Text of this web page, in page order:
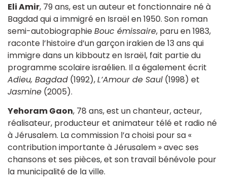
Eli Amir, 79 ans, est un auteur et fonctionnaire né à
Bagdad qui a immigré en Israël en 1950. Son roman
semi-autobiographieBouc émissaire, paru en 1983,
raconte l’histoire d’un garçon irakien de 13 ans qui
immigre dans un kibboutz en Israël, fait partie du
programme scolaire israélien. Il a également écrit
Adieu, Bagdad (1992),L’Amour de Saul (1998) et
Jasmine (2005).
Yehoram Gaon, 78 ans, est un chanteur, acteur,
réalisateur, producteur et animateur télé et radio né
à Jérusalem. La commission l’a choisi pour sa «
contribution importante à Jérusalem » avec ses
chansons et ses pièces, et son travail bénévole pour
la municipalité de la ville.